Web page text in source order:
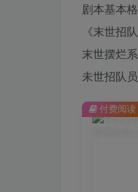
剧本基本
《末世招
末世摆烂
未世招队
付费阅读